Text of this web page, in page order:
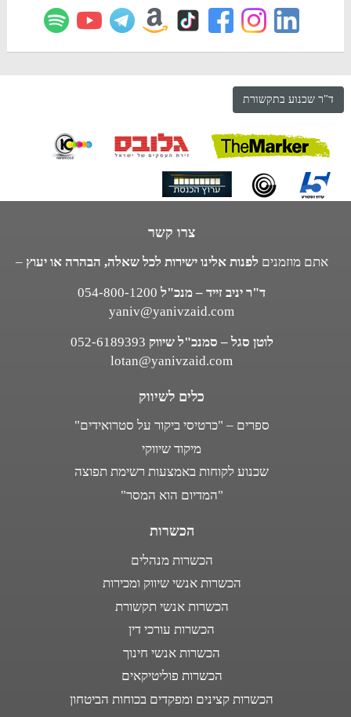
ד"ר שכנוע בתקשורת
צרו קשר
אתם מוזמנים לפנות אלינו ישירות לכל שאלה, הבהרה או יעוץ –
ד"ר יניב זייד – מנכ"ל 054-800-1200
yaniv@yanivzaid.com
לוטן סגל – סמנכ"ל שיווק 052-6189393
lotan@yanivzaid.com
כלים לשיווק
ספרים – "כרטיסי ביקור על סטרואידים"
מיקוד שיווקי
שכנוע לקוחות באמצעות רשימת תפוצה
"המדיום הוא המסר"
הכשרות
הכשרות מנהלים
הכשרות אנשי שיווק ומכירות
הכשרות אנשי תקשורת
הכשרות עורכי דין
הכשרות אנשי חינוך
הכשרות פוליטיקאים
הכשרות קצינים ומפקדים בכוחות הביטחון